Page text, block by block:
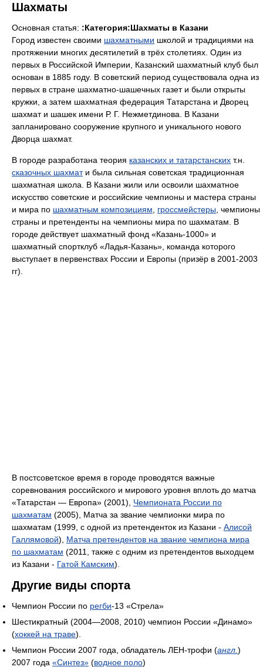
Шахматы
Основная статья: :Категория:Шахматы в Казани
Город известен своими шахматными школой и традициями на
протяжении многих десятилетий в трёх столетиях. Один из
первых в Российской Империи, Казанский шахматный клуб был
основан в 1885 году. В советский период существовала одна из
первых в стране шахматно-шашечных газет и были открыты
кружки, а затем шахматная федерация Татарстана и Дворец
шахмат и шашек имени Р. Г. Нежметдинова. В Казани
запланировано сооружение крупного и уникального нового
Дворца шахмат.
В городе разработана теория казанских и татарстанских т.н.
сказочных шахмати была сильная советская традиционная
шахматная школа. В Казани жили или освоили шахматное
искусство советские и российские чемпионы и мастера страны
и мира по шахматным композициям гроссмейстеры , чемпионы
страны и претенденты на чемпионы мира по шахматам. В
городе действует шахматный фонд «Казань-1000» и
шахматный спортклуб «Ладья-Казань», команда которого
выступает в первенствах России и Европы (призёр в 2001-2003
гг).
В постсоветское время в городе проводятся важные
соревнования российского и мирового уровня вплоть до матча
«Татарстан — Европа» (2001), Чемпионата России по
шахматам (2005), Матча за звание чемпионки мира по
шахматам (1999, с одной из претенденток из Казани - Алисой
Галлямовой), Матча претендентов на звание чемпиона мира
по шахматам (2011, также с одним из претендентов выходцем
из Казани - Гатой Камским).
Другие виды спорта
Чемпион России по регби-13 «Стрела»
Шестикратный (2004—2008, 2010) чемпион России «Динамо»
(хоккей на траве).
Чемпион России 2007 года, обладатель ЛЕН-трофи (англ. )
2007 года «Синтез» (водное поло)